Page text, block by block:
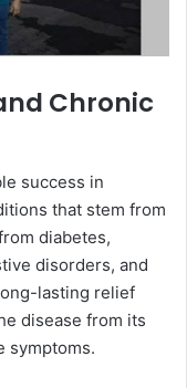
Chronic
success in
that stem from
diabetes,
disorders, and
lasting relief
disease from its
symptoms.